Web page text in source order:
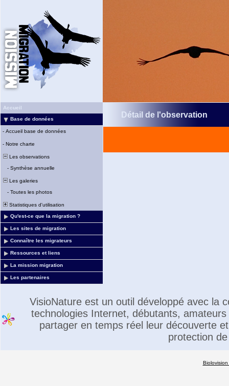
Accueil
Base de données
- Accueil base de données
- Notre charte
Les observations
- Synthèse annuelle
Les galeries
- Toutes les photos
Statistiques d'utilisation
Qu'est-ce que la migration ?
Les sites de migration
Connaître les migrateurs
Ressources et liens
La mission migration
Les partenaires
Détail de l'observation
VisioNature est un outil développé avec la
technologies Internet, débutants,
partager en temps réel leur découverte
protection
Biolovision